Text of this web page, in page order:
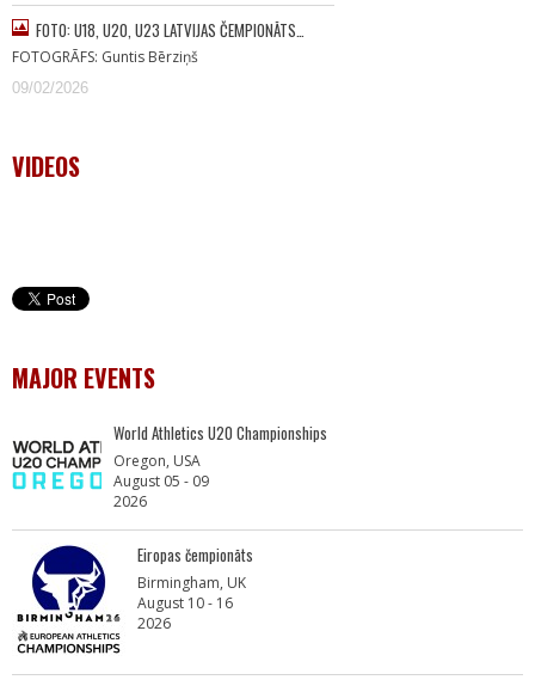
FOTO: U18, U20, U23 LATVIJAS ČEMPIONĀTS…
FOTOGRĀFS: Guntis Bērziņš
09/02/2026
VIDEOS
MAJOR EVENTS
World Athletics U20 Championships
Oregon, USA
August 05 - 09
2026
Eiropas čempionāts
Birmingham, UK
August 10 - 16
2026